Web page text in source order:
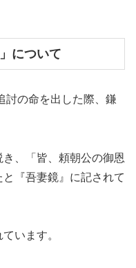
について
討の命を出した際、鎌
、「皆、頼朝公の御恩
『吾妻鏡』に記されて
います。